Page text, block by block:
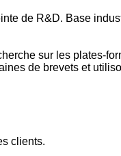
de R&D. Base
sur les plates-
de brevets et
clients.